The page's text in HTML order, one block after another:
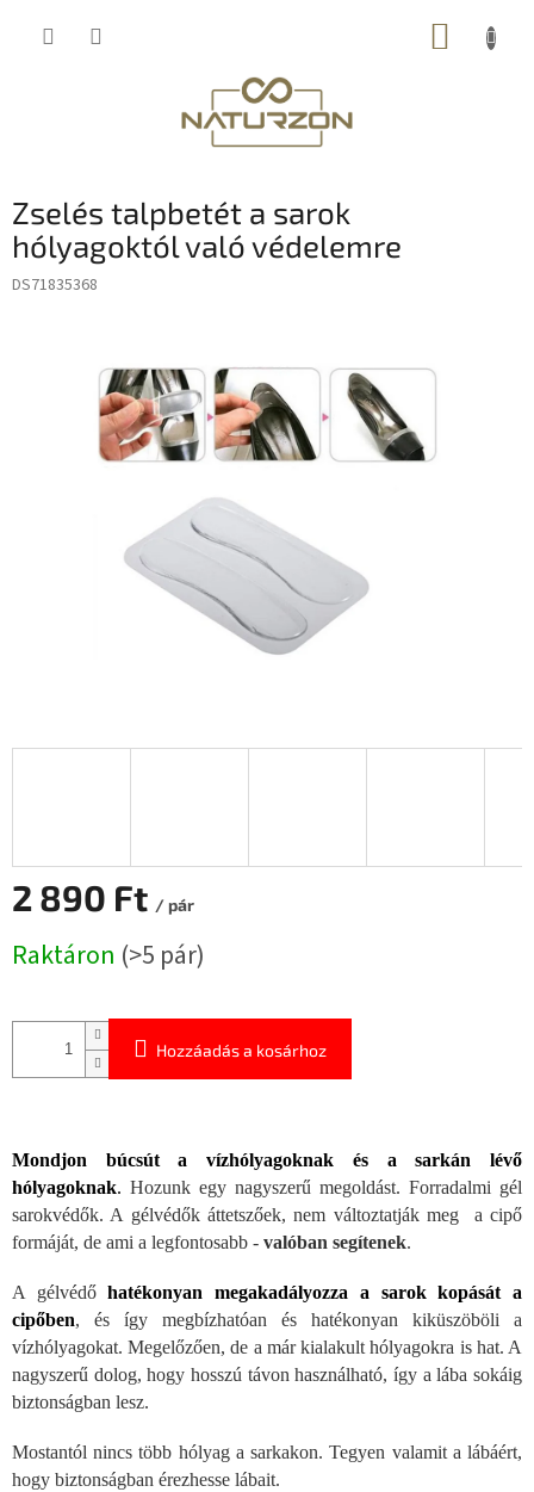
KOSÁR
Zselés talpbetét a sarok
hólyagoktól való védelemre
DS71835368
2 890 Ft / pár
Raktáron (>5 pár)
Hozzáadás a kosárhoz
Mondjon búcsút a vízhólyagoknak és a sarkán lévő
hólyagoknak. Hozunk egy nagyszerű megoldást. Forradalmi gél
sarokvédők. A gélvédők áttetszőek, nem változtatják meg a cipő
formáját, de ami a legfontosabb - valóban segítenek.
A gélvédőhatékonyan megakadályozza a sarok kopását a
cipőben, és így megbízhatóan és hatékonyan kiküszöböli a
vízhólyagokat. Megelőzően, de a már kialakult hólyagokra is hat. A
nagyszerű dolog, hogy hosszú távon használható, így a lába sokáig
biztonságban lesz.
Mostantól nincs több hólyag a sarkakon. Tegyen valamit a lábáért,
hogy biztonságban érezhesse lábait.